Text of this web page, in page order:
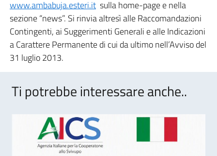
www.ambabuja.esteri.it sulla home-page e nella
sezione “news”. Si rinvia altresì alle Raccomandazioni
Contingenti, ai Suggerimenti Generali e alle Indicazioni
a Carattere Permanente di cui da ultimo nell’Avviso del
31 luglio 2013.
Ti potrebbe interessare anche..